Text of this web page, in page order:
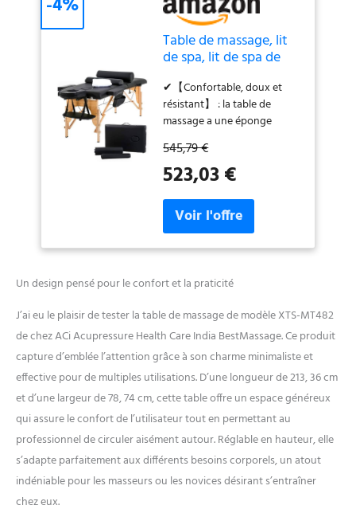
Table de massage, lit
de spa, lit de spa de
réglable en hauteur,
portable, 2 tables
pliantes pour salon de
massage avec support
pour draps, support
pour salon de visage,
✔【Confortable, doux et
résistant】 : la table de
massage a une éponge
une expérience douce et
confortable. La table de
massage est fabriquée en
bois de hêtre renforcé avec
câbles de support, blocs
d'angle renforcés en bois
dur pour une résistance
jusqu'à 204 kg sur la table de
de massage, table de spa.
✔【Hauteur réglable
humanisé】 : chaque pied
robuste du lit de massage
est équipé d'un dispositif
réglable en hauteur. La
hauteur de la table de
massage est ajustée de 61 cm
à 86,4 cm. La méthode
simple de réglage de la
hauteur est pratique pour
545,79 €
523,03 €
-4%
Un design pensé pour le confort et la praticité
J’ai eu le plaisir de tester la table de massage de modèle XTS-MT482
de chez ACi Acupressure Health Care India BestMassage. Ce produit
capture d’emblée l’attention grâce à son charme minimaliste et
effective pour de multiples utilisations. D’une longueur de 213, 36 cm
et d’une largeur de 78, 74 cm, cette table offre un espace généreux
qui assure le confort de l’utilisateur tout en permettant au
professionnel de circuler aisément autour. Réglable en hauteur, elle
s’adapte parfaitement aux différents besoins corporels, un atout
indéniable pour les masseurs ou les novices désirant s’entraîner
chez eux.